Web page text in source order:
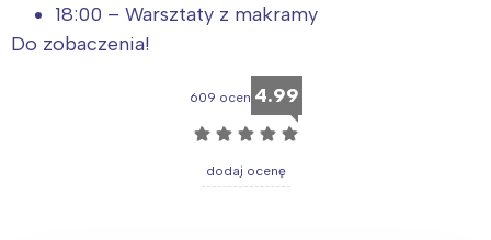
18:00 – Warsztaty z makramy
Do zobaczenia!
609 ocen 4.99
☆ ☆ ☆ ☆ ☆
dodaj ocenę